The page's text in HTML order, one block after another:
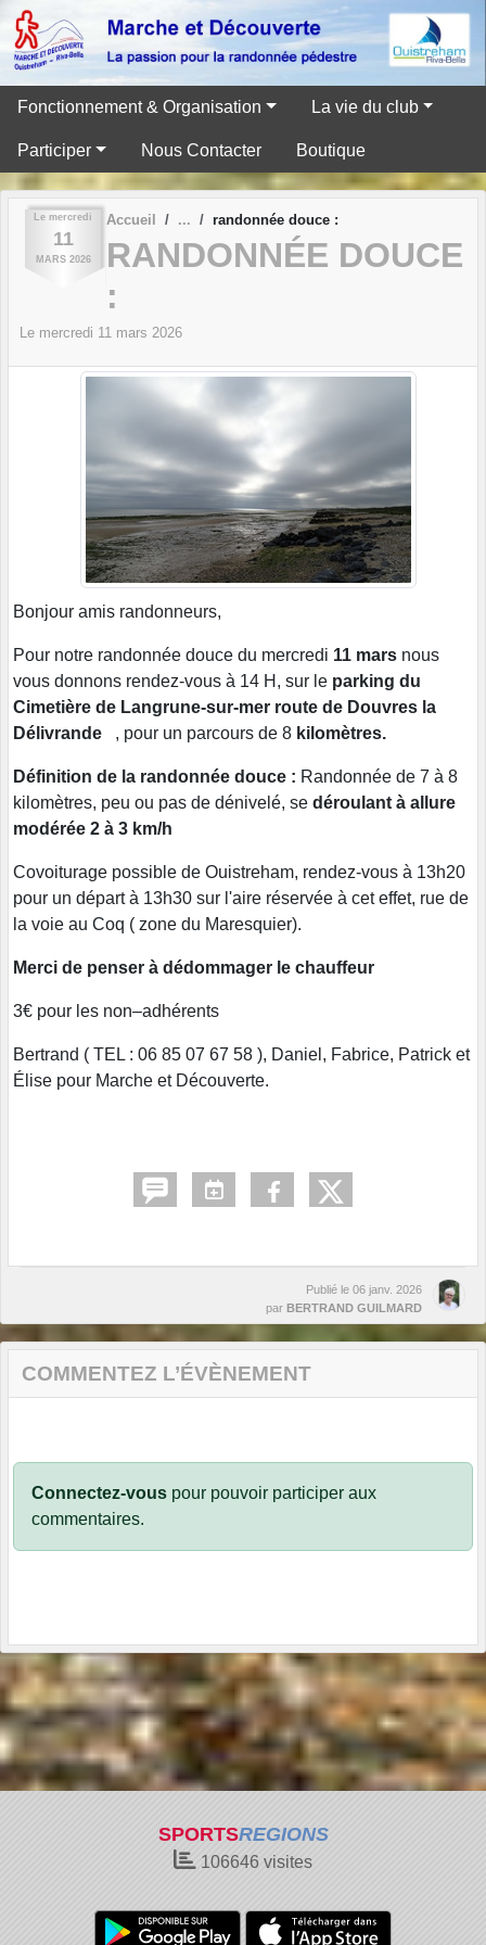
Fonctionnement & Organisation La vie du club
Participer Nous Contacter Boutique
Le mercredi
11
MARS 2026
Accueil randonnée douce :
RANDONNÉE DOUCE
:
Le mercredi 11 mars 2026
Bonjour amis randonneurs,
Pour notre randonnée douce du mercredi 11 mars nous
vous donnons rendez-vous à 14 H, sur le parking du
Cimetière de Langrune-sur-mer route de Douvres la
Délivrande , pour un parcours de 8 kilomètres.
Définition de la randonnée douce : Randonnée de 7 à 8
kilomètres, peu ou pas de dénivelé, se déroulant à allure
modérée 2 à 3 km/h
Covoiturage possible de Ouistreham, rendez-vous à 13h20
pour un départ à 13h30 sur l'aire réservée à cet effet, rue de
la voie au Coq ( zone du Maresquier).
Merci de penser à dédommager le chauffeur
3€ pour les non–adhérents
Bertrand ( TEL : 06 85 07 67 58 ), Daniel, Fabrice, Patrick et
Élise pour Marche et Découverte.
Publié le 06 janv. 2026
par BERTRAND GUILMARD
COMMENTEZ L’ÉVÈNEMENT
Connectez-vous pour pouvoir participer aux
commentaires.
SPORTSREGIONS
106646 visites
Panneau de gestion des cookies